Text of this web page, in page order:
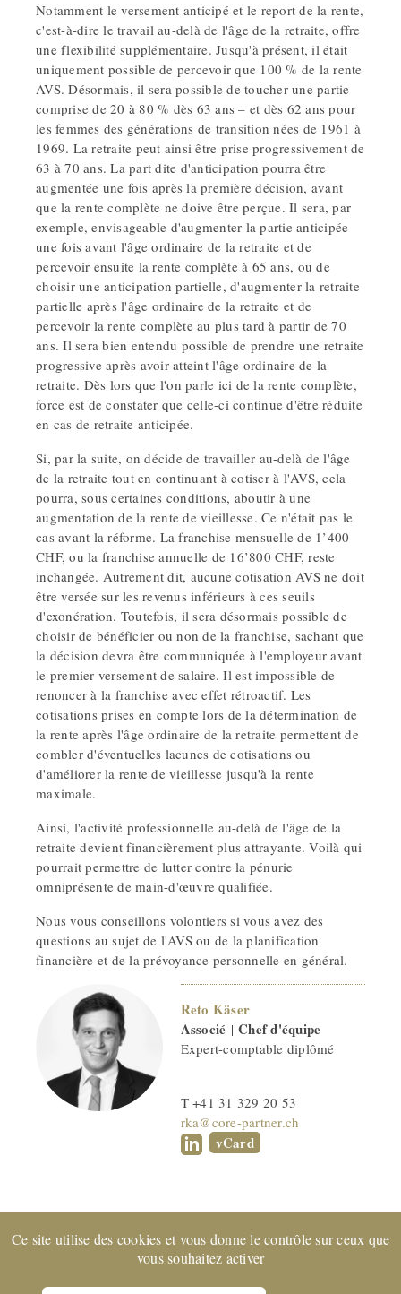
Notamment le versement anticipé et le report de la rente,
c'est-à-dire le travail au-delà de l'âge de la retraite, offre
une flexibilité supplémentaire. Jusqu'à présent, il était
uniquement possible de percevoir que 100 % de la rente
AVS. Désormais, il sera possible de toucher une partie
comprise de 20 à 80 % dès 63 ans – et dès 62 ans pour
les femmes des générations de transition nées de 1961 à
1969. La retraite peut ainsi être prise progressivement de
63 à 70 ans. La part dite d'anticipation pourra être
augmentée une fois après la première décision, avant
que la rente complète ne doive être perçue. Il sera, par
exemple, envisageable d'augmenter la partie anticipée
une fois avant l'âge ordinaire de la retraite et de
percevoir ensuite la rente complète à 65 ans, ou de
choisir une anticipation partielle, d'augmenter la retraite
partielle après l'âge ordinaire de la retraite et de
percevoir la rente complète au plus tard à partir de 70
ans. Il sera bien entendu possible de prendre une retraite
progressive après avoir atteint l'âge ordinaire de la
retraite. Dès lors que l'on parle ici de la rente complète,
force est de constater que celle-ci continue d'être réduite
en cas de retraite anticipée.
Si, par la suite, on décide de travailler au-delà de l'âge
de la retraite tout en continuant à cotiser à l'AVS, cela
pourra, sous certaines conditions, aboutir à une
augmentation de la rente de vieillesse. Ce n'était pas le
cas avant la réforme. La franchise mensuelle de 1’400
CHF, ou la franchise annuelle de 16’800 CHF, reste
inchangée. Autrement dit, aucune cotisation AVS ne doit
être versée sur les revenus inférieurs à ces seuils
d'exonération. Toutefois, il sera désormais possible de
choisir de bénéficier ou non de la franchise, sachant que
la décision devra être communiquée à l'employeur avant
le premier versement de salaire. Il est impossible de
renoncer à la franchise avec effet rétroactif. Les
cotisations prises en compte lors de la détermination de
la rente après l'âge ordinaire de la retraite permettent de
combler d'éventuelles lacunes de cotisations ou
d'améliorer la rente de vieillesse jusqu'à la rente
maximale.
Ainsi, l'activité professionnelle au-delà de l'âge de la
retraite devient financièrement plus attrayante. Voilà qui
pourrait permettre de lutter contre la pénurie
omniprésente de main-d'œuvre qualifiée.
Nous vous conseillons volontiers si vous avez des
questions au sujet de l'AVS ou de la planification
financière et de la prévoyance personnelle en général.
Reto Käser
Associé |Chef d'équipe
Expert-comptable diplômé
T +41 31 329 20 53
rka@core-partner.ch
vCard
Entreprise certifiée EXPERTsuisseet membre de FIDUCIAIRE
| SUISSE © 2022 CORE Partenaires SA
Ce site utilise des cookies et vous donne le contrôle sur ceux que
vous souhaitez activer